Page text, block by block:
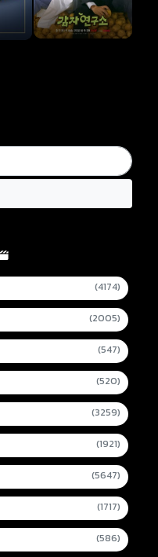
(4174)
(2005)
(547)
(520)
(3259)
(1921)
(5647)
(1717)
(586)